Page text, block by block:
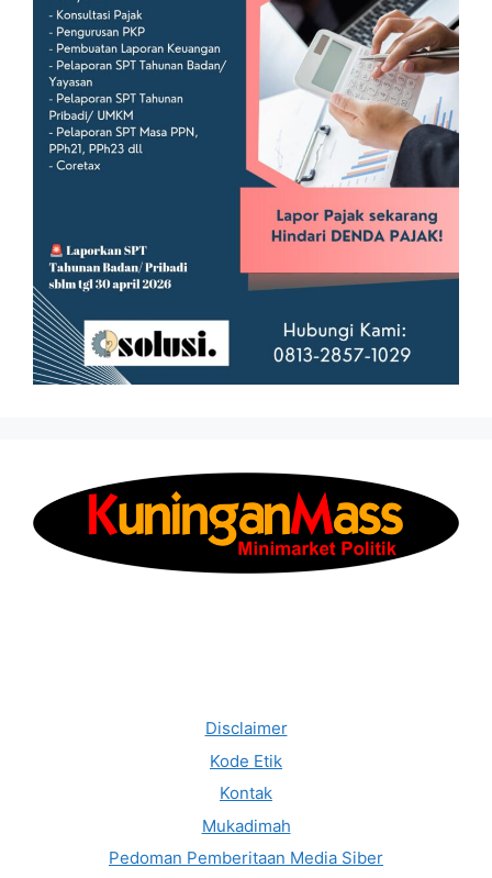
Disclaimer
Kode Etik
Kontak
Mukadimah
Pedoman Pemberitaan Media Siber